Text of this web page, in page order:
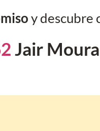
y descubre
Jair